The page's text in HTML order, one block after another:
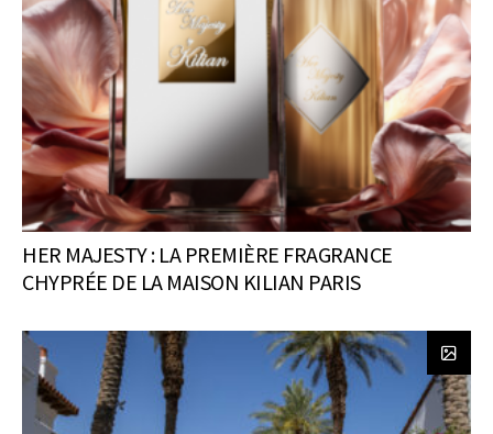
HER MAJESTY : LA PREMIÈRE FRAGRANCE
CHYPRÉE DE LA MAISON KILIAN PARIS